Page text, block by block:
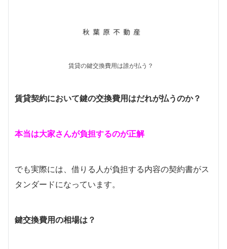
賃貸の鍵交換費用は誰が払う？
賃貸契約において鍵の交換費用はだれが払うのか？
本当は大家さんが負担するのが正解
でも実際には、借りる人が負担する内容の契約書がス
タンダードになっています。
鍵交換費用の相場は？